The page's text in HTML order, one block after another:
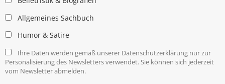
Allgemeines Sachbuch
Humor & Satire
Ihre Daten werden gemäß unserer Datenschutzerklärung nur zur
Personalisierung des Newsletters verwendet. Sie können sich jederzeit
vom Newsletter abmelden.